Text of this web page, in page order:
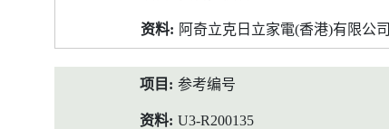
料
阿奇立克日立家電(香港)有限公司
参考编号
U3-R200135